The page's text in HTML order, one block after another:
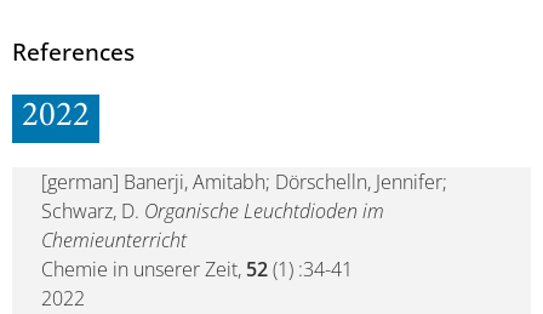
References
2022
[german] Banerji, Amitabh; Dörschelln, Jennifer;
Schwarz, D. Organische Leuchtdioden im
Chemieunterricht
Chemie in unserer Zeit, 52(1) :34-41
2022